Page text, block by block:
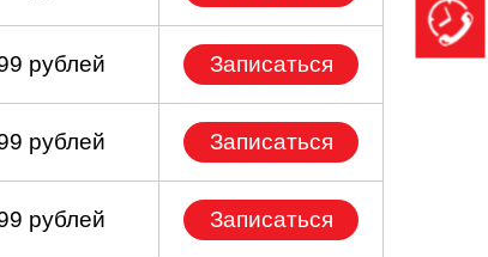
рублей Записаться
рублей Записаться
рублей Записаться